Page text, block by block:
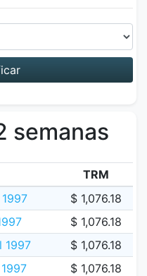
semanas
TRM
$ 1,076.18
$ 1,076.18
1997
$ 1,076.18
$ 1,076.18